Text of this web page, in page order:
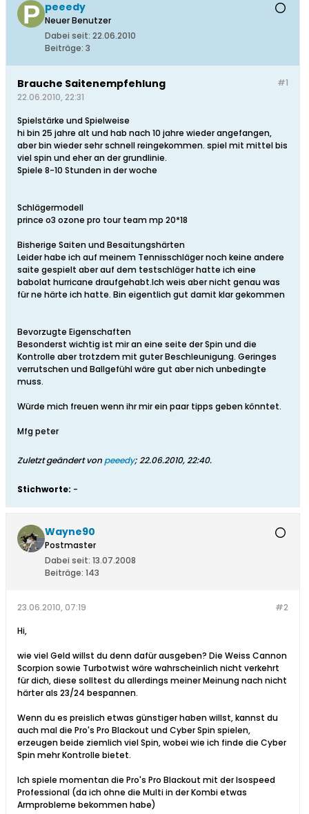
peeedy
Neuer Benutzer
Dabei seit: 22.06.2010
Beiträge: 3
#1
Brauche Saitenempfehlung
22.06.2010, 22:31
Spielstärke und Spielweise
hi bin 25 jahre alt und hab nach 10 jahre wieder angefangen,
aber bin wieder sehr schnell reingekommen. spiel mit mittel bis
viel spin und eher an der grundlinie.
Spiele 8-10 Stunden in der woche
Schlägermodell
prince o3 ozone pro tour team mp 20*18
Bisherige Saiten und Besaitungshärten
Leider habe ich auf meinem Tennisschläger noch keine andere
saite gespielt aber auf dem testschläger hatte ich eine
babolat hurricane draufgehabt.Ich weis aber nicht genau was
für ne härte ich hatte. Bin eigentlich gut damit klar gekommen
Bevorzugte Eigenschaften
Besonderst wichtig ist mir an eine seite der Spin und die
Kontrolle aber trotzdem mit guter Beschleunigung. Geringes
verrutschen und Ballgefühl wäre gut aber nich unbedingte
muss.
Würde mich freuen wenn ihr mir ein paar tipps geben könntet.
Mfg peter
Zuletzt geändert von peeedy;22.06.2010, 22:40.
Stichworte: -
Wayne90
Postmaster
Dabei seit: 13.07.2008
Beiträge: 143
#2
23.06.2010, 07:19
Hi,
wie viel Geld willst du denn dafür ausgeben? Die Weiss Cannon
Scorpion sowie Turbotwist wäre wahrscheinlich nicht verkehrt
für dich, diese solltest du allerdings meiner Meinung nach nicht
härter als 23/24 bespannen.
Wenn du es preislich etwas günstiger haben willst, kannst du
auch mal die Pro's Pro Blackout und Cyber Spin spielen,
erzeugen beide ziemlich viel Spin, wobei wie ich finde die Cyber
Spin mehr Kontrolle bietet.
Ich spiele momentan die Pro's Pro Blackout mit der Isospeed
Professional (da ich ohne die Multi in der Kombi etwas
Armprobleme bekommen habe)